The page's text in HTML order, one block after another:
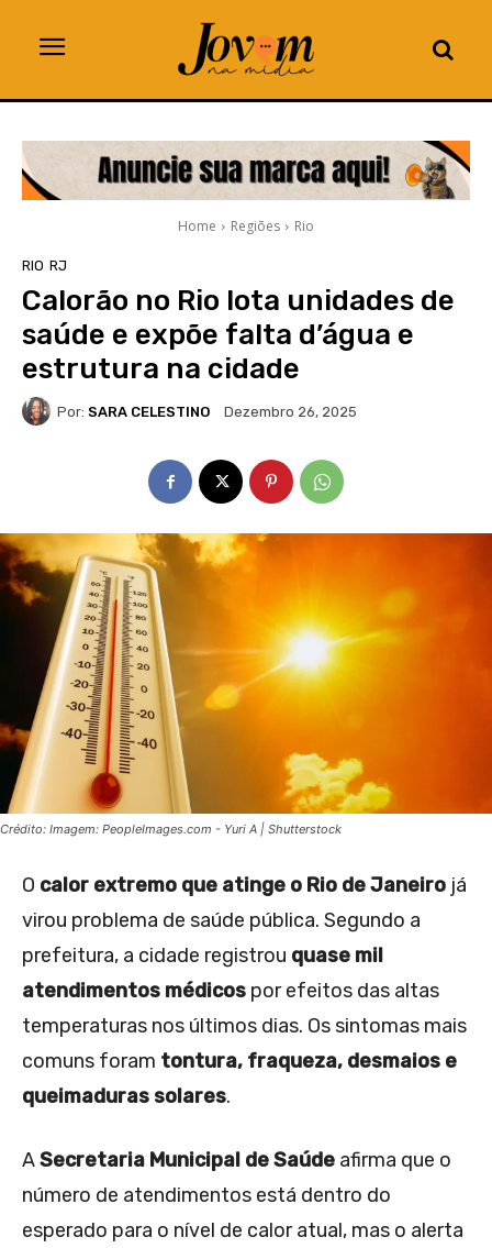
Home Regiões Rio
RIO RJ
Calorão no Rio lota unidades de
saúde e expõe falta d’água e
estrutura na cidade
Por: SARA CELESTINO Dezembro 26, 2025
Crédito: Imagem: PeopleImages.com - Yuri A | Shutterstock
O calor extremo que atinge o Rio de Janeiro já
virou problema de saúde pública. Segundo a
prefeitura, a cidade registrou quase mil
atendimentos médicos por efeitos das altas
temperaturas nos últimos dias. Os sintomas mais
comuns foram tontura, fraqueza, desmaios e
queimaduras solares.
ASecretaria Municipal de Saúde afirma que o
número de atendimentos está dentro do
esperado para o nível de calor atual, mas o alerta